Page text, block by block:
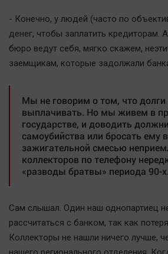
Здоровье
Культура
Мнения
Технологии
Отраслевые темы
Hедвижимость
Автомобили
XX век: криминальные уроки
- Конечно, у людей (часто по
денег, чтобы заплатить кредиторам.
бюро ведут себя, мягко скажем,
заемщикам, которые задолжали
Мы не говорим о том, что долги
выплачивать. Но мы живем в
государстве, и доводить
самоубийства или бросать ему
зажигательной смесью
коллекторов по телефону
«разводы братвы» периода 90-х.
Сам слышал. Один наш однопартиец
рассчитаться с банком, так как
Коллекторы не нашли ничего лучше,